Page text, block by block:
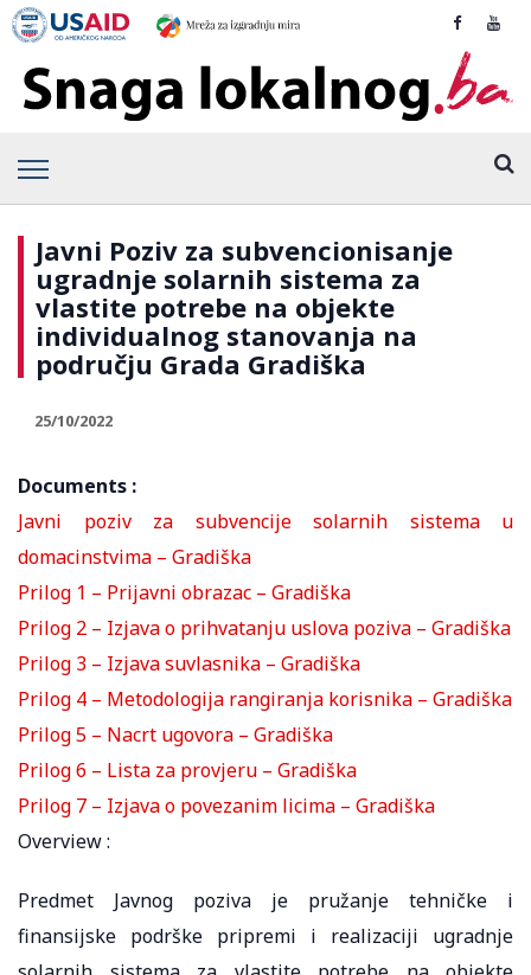
Javni Poziv za subvencionisanje
ugradnje solarnih sistema za
vlastite potrebe na objekte
individualnog stanovanja na
području Grada Gradiška
25/10/2022
Documents :
Javni poziv za subvencije solarnih sistema u
domacinstvima – Gradiška
Prilog 1 – Prijavni obrazac – Gradiška
Prilog 2 – Izjava o prihvatanju uslova poziva – Gradiška
Prilog 3 – Izjava suvlasnika – Gradiška
Prilog 4 – Metodologija rangiranja korisnika – Gradiška
Prilog 5 – Nacrt ugovora – Gradiška
Prilog 6 – Lista za provjeru – Gradiška
Prilog 7 – Izjava o povezanim licima – Gradiška
Overview :
Predmet Javnog poziva je pružanje tehničke i
finansijske podrške pripremi i realizaciji ugradnje